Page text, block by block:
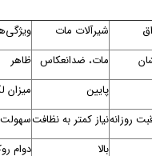
شیرآلات مات
مات، ضدانعکاس ظاهر
پایین
میزان
روزانهنیاز کمتر به نظافت
بالا
دوام